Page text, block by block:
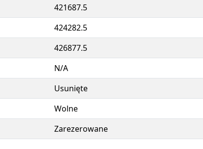
421687.5
424282.5
426877.5
N/A
Usunięte
Wolne
Zarezerowane